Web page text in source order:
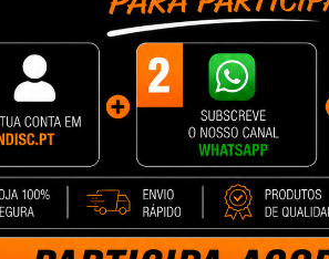
€
Dispositivo de limpeza e
secagem de impressão...
93,89 €